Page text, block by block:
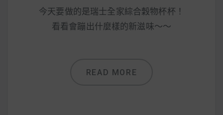
今天要做的是瑞士全家綜合穀物杯杯！
看看會蹦出什麼樣的新滋味～～
READ MORE